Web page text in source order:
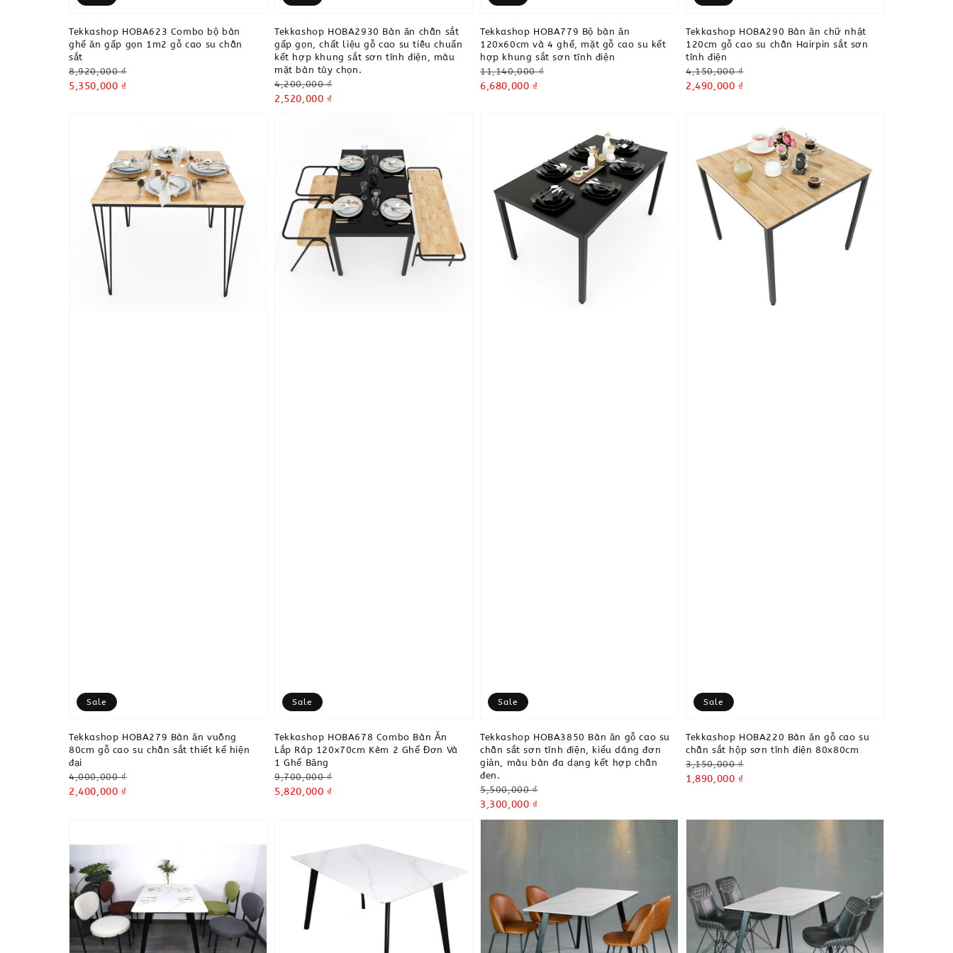
Tekkashop HOBA623 Combo bộ bàn
ghế ăn gấp gọn 1m2 gỗ cao su chân
sắt
Regular
price
8,920,000 ₫
Sale
5,350,000 ₫
Tekkashop HOBA2930 Bàn ăn chân sắt
gấp gọn, chất liệu gỗ cao su tiêu chuẩn
kết hợp khung sắt sơn tĩnh điện, màu
mặt bàn tùy chọn.
Regular
price
4,200,000 ₫
Sale
2,520,000 ₫
Tekkashop HOBA779 Bộ bàn ăn
120x60cm và 4 ghế, mặt gỗ cao su kết
hợp khung sắt sơn tĩnh điện
Regular
price
11,140,000 ₫
Sale
6,680,000 ₫
Tekkashop HOBA290 Bàn ăn chữ nhật
120cm gỗ cao su chân Hairpin sắt sơn
tĩnh điện
Regular
price
4,150,000 ₫
Sale
2,490,000 ₫
Sale
Tekkashop HOBA279 Bàn ăn vuông
80cm gỗ cao su chân sắt thiết kế hiện
đại
Regular
price
4,000,000 ₫
Sale
2,400,000 ₫
Sale
Tekkashop HOBA678 Combo Bàn Ăn
Lắp Ráp 120x70cm Kèm 2 Ghế Đơn Và
1 Ghế Băng
Regular
price
9,700,000 ₫
Sale
5,820,000 ₫
Sale
Tekkashop HOBA3850 Bàn ăn gỗ cao su
chân sắt sơn tĩnh điện, kiểu dáng đơn
giản, màu bàn đa dạng kết hợp chân
đen.
Regular
price
5,500,000 ₫
Sale
price
3,300,000 ₫
Sale
Tekkashop HOBA220 Bàn ăn gỗ cao su
chân sắt hộp sơn tĩnh điện 80x80cm
Regular
price
3,150,000 ₫
Sale
1,890,000 ₫